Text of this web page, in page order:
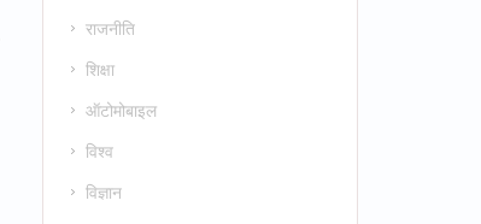
राजनीति
शिक्षा
ऑटोमोबाइल
विश्व
विज्ञान